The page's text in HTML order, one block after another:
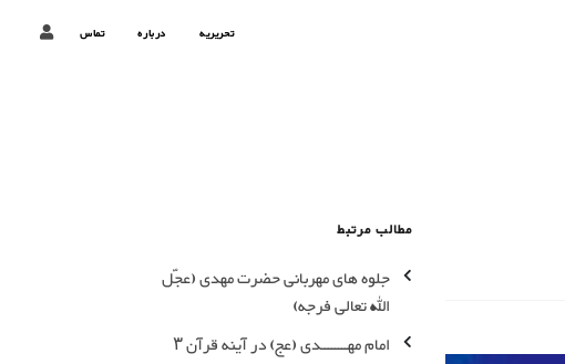
تماس درباره تحریریه
مطالب مرتبط
جلوه های مهربانی حضرت مهدی (عجّل
الله تعالی فرجه)
امام مهــــــــدی (عج) در آینه قرآن ۳